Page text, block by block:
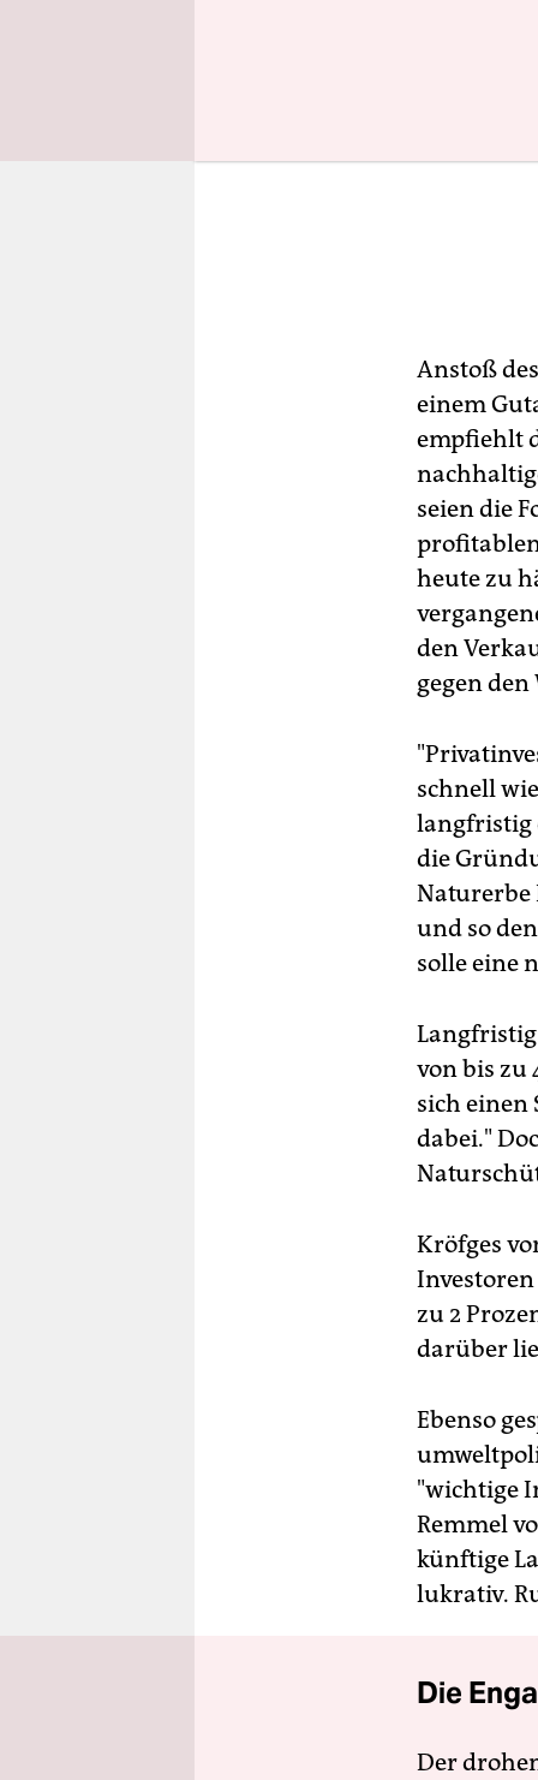
Anstoß
einem
empfiehlt
seien die
heute zu
den
gegen
schnell
langfristig
die
Naturerbe
und so
solle eine
von bis zu
sich einen
dabei."
Kröfges
zu 2
darüber
Ebenso
"wichtige
Remmel
künftige
lukrativ.
Die
Der